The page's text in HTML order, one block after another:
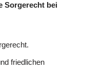
Sorgerecht bei
friedlichen